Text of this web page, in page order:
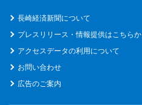
長崎経済新聞について
プレスリリース・情報提供はこちらか
アクセスデータの利用について
お問い合わせ
広告のご案内